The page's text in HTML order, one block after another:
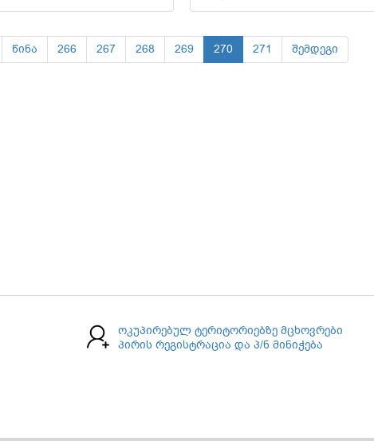
წინა 266 267 268 269 270 271 შემდეგი
ოკუპირებულ ტერიტორიებზე მცხოვრები
პირის რეგისტრაცია და პ/ნ მინიჭება